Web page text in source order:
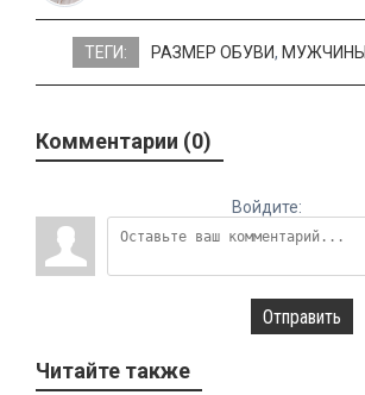
ТЕГИ: РАЗМЕР ОБУВИ, МУЖЧИНЫ
Комментарии (0)
Войдите:
Отправить
Читайте также